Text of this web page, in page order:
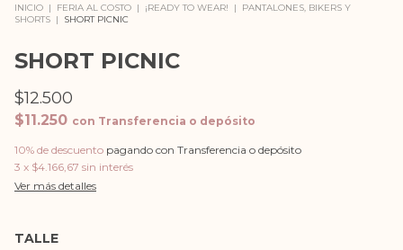
INICIO | FERIA AL COSTO | ¡READY TO WEAR! |
PANTALONES, BIKERS Y
SHORTS | SHORT PICNIC
SHORT PICNIC
$12.500
$11.250 con Transferencia o depósito
10% de descuento pagando con Transferencia o depósito
3 x $4.166,67 sin interés
Ver más detalles
TALLE